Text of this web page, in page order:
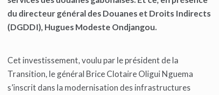
du directeur général des Douanes et Droits Indirects
(DGDDI), Hugues Modeste Ondjangou.
Cet investissement, voulu par le président de la
Transition, le général Brice Clotaire Oligui Nguema
s’inscrit dans la modernisation des infrastructures